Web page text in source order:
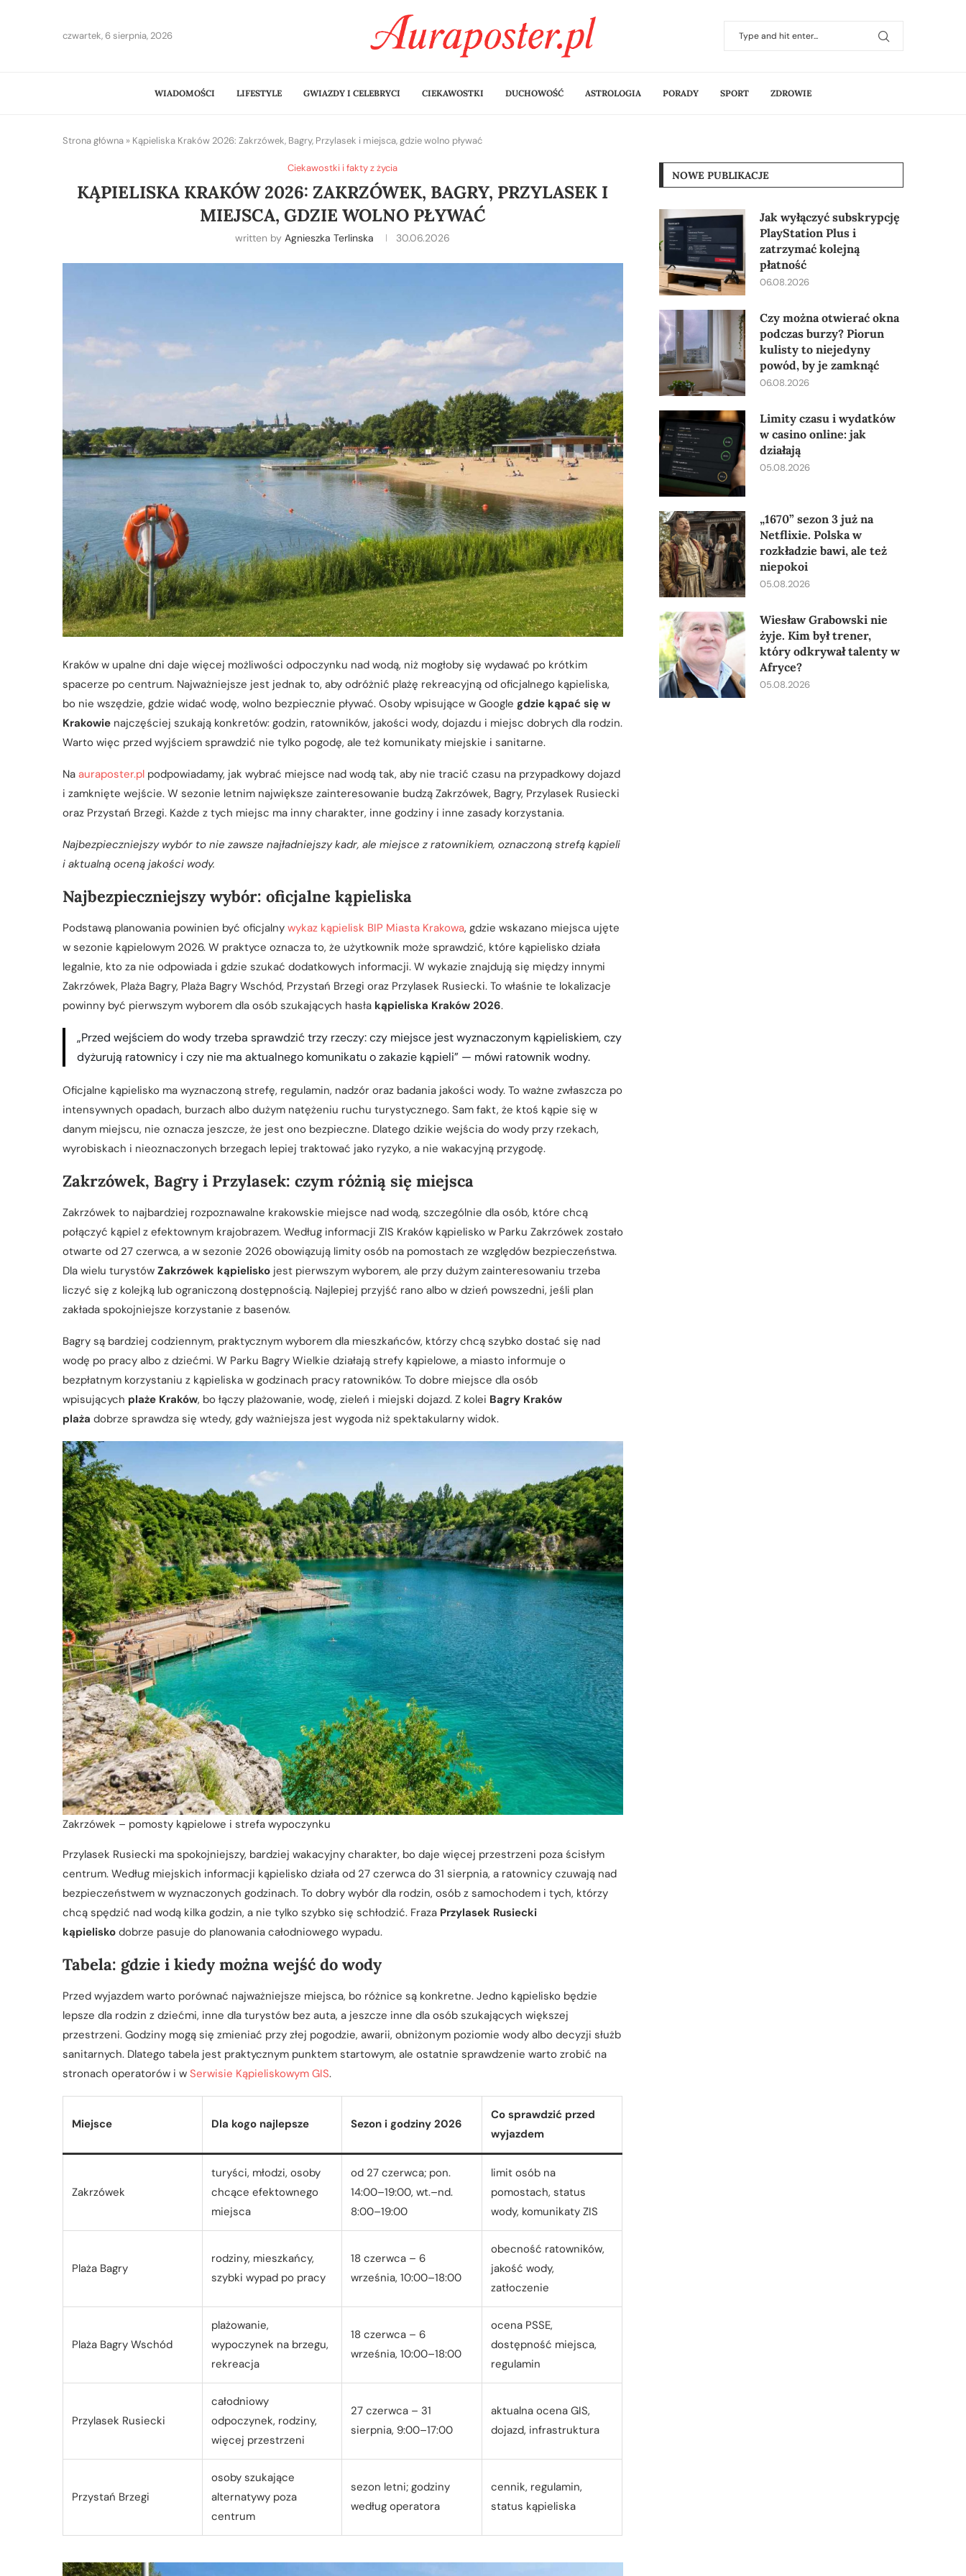
czwartek, 6 sierpnia, 2026
WIADOMOŚCI LIFESTYLE GWIAZDY I CELEBRYCI CIEKAWOSTKI DUCHOWOŚĆ ASTROLOGIA PORADY SPORT ZDROWIE
Strona główna » Kąpieliska Kraków 2026: Zakrzówek, Bagry, Przylasek i miejsca, gdzie wolno pływać
Ciekawostki i fakty z życia
KĄPIELISKA KRAKÓW 2026: ZAKRZÓWEK, BAGRY, PRZYLASEK I
MIEJSCA, GDZIE WOLNO PŁYWAĆ
written byAgnieszka Terlinska 30.06.2026
Kraków w upalne dni daje więcej możliwości odpoczynku nad wodą, niż mogłoby się wydawać po krótkim
spacerze po centrum. Najważniejsze jest jednak to, aby odróżnić plażę rekreacyjną od oficjalnego kąpieliska,
bo nie wszędzie, gdzie widać wodę, wolno bezpiecznie pływać. Osoby wpisujące w Google gdzie kąpać się w
Krakowie najczęściej szukają konkretów: godzin, ratowników, jakości wody, dojazdu i miejsc dobrych dla rodzin.
Warto więc przed wyjściem sprawdzić nie tylko pogodę, ale też komunikaty miejskie i sanitarne.
Na auraposter.pl podpowiadamy, jak wybrać miejsce nad wodą tak, aby nie tracić czasu na przypadkowy dojazd
i zamknięte wejście. W sezonie letnim największe zainteresowanie budzą Zakrzówek, Bagry, Przylasek Rusiecki
oraz Przystań Brzegi. Każde z tych miejsc ma inny charakter, inne godziny i inne zasady korzystania.
Najbezpieczniejszy wybór to nie zawsze najładniejszy kadr, ale miejsce z ratownikiem, oznaczoną strefą kąpieli
i aktualną oceną jakości wody.
Najbezpieczniejszy wybór: oficjalne kąpieliska
Podstawą planowania powinien być oficjalny wykaz kąpielisk BIP Miasta Krakowa, gdzie wskazano miejsca ujęte
w sezonie kąpielowym 2026. W praktyce oznacza to, że użytkownik może sprawdzić, które kąpielisko działa
legalnie, kto za nie odpowiada i gdzie szukać dodatkowych informacji. W wykazie znajdują się między innymi
Zakrzówek, Plaża Bagry, Plaża Bagry Wschód, Przystań Brzegi oraz Przylasek Rusiecki. To właśnie te lokalizacje
powinny być pierwszym wyborem dla osób szukających hasła kąpieliska Kraków 2026.
„Przed wejściem do wody trzeba sprawdzić trzy rzeczy: czy miejsce jest wyznaczonym kąpieliskiem, czy
dyżurują ratownicy i czy nie ma aktualnego komunikatu o zakazie kąpieli” — mówi ratownik wodny.
Oficjalne kąpielisko ma wyznaczoną strefę, regulamin, nadzór oraz badania jakości wody. To ważne zwłaszcza po
intensywnych opadach, burzach albo dużym natężeniu ruchu turystycznego. Sam fakt, że ktoś kąpie się w
danym miejscu, nie oznacza jeszcze, że jest ono bezpieczne. Dlatego dzikie wejścia do wody przy rzekach,
wyrobiskach i nieoznaczonych brzegach lepiej traktować jako ryzyko, a nie wakacyjną przygodę.
Zakrzówek, Bagry i Przylasek: czym różnią się miejsca
Zakrzówek to najbardziej rozpoznawalne krakowskie miejsce nad wodą, szczególnie dla osób, które chcą
połączyć kąpiel z efektownym krajobrazem. Według informacji ZIS Kraków kąpielisko w Parku Zakrzówek zostało
otwarte od 27 czerwca, a w sezonie 2026 obowiązują limity osób na pomostach ze względów bezpieczeństwa.
Dla wielu turystów Zakrzówek kąpielisko jest pierwszym wyborem, ale przy dużym zainteresowaniu trzeba
liczyć się z kolejką lub ograniczoną dostępnością. Najlepiej przyjść rano albo w dzień powszedni, jeśli plan
zakłada spokojniejsze korzystanie z basenów.
Bagry są bardziej codziennym, praktycznym wyborem dla mieszkańców, którzy chcą szybko dostać się nad
wodę po pracy albo z dziećmi. W Parku Bagry Wielkie działają strefy kąpielowe, a miasto informuje o
bezpłatnym korzystaniu z kąpieliska w godzinach pracy ratowników. To dobre miejsce dla osób
wpisujących plaże Kraków, bo łączy plażowanie, wodę, zieleń i miejski dojazd. Z kolei Bagry Kraków
plaża dobrze sprawdza się wtedy, gdy ważniejsza jest wygoda niż spektakularny widok.
Zakrzówek – pomosty kąpielowe i strefa wypoczynku
Przylasek Rusiecki ma spokojniejszy, bardziej wakacyjny charakter, bo daje więcej przestrzeni poza ścisłym
centrum. Według miejskich informacji kąpielisko działa od 27 czerwca do 31 sierpnia, a ratownicy czuwają nad
bezpieczeństwem w wyznaczonych godzinach. To dobry wybór dla rodzin, osób z samochodem i tych, którzy
chcą spędzić nad wodą kilka godzin, a nie tylko szybko się schłodzić. Fraza Przylasek Rusiecki
kąpielisko dobrze pasuje do planowania całodniowego wypadu.
Tabela: gdzie i kiedy można wejść do wody
Przed wyjazdem warto porównać najważniejsze miejsca, bo różnice są konkretne. Jedno kąpielisko będzie
lepsze dla rodzin z dziećmi, inne dla turystów bez auta, a jeszcze inne dla osób szukających większej
przestrzeni. Godziny mogą się zmieniać przy złej pogodzie, awarii, obniżonym poziomie wody albo decyzji służb
sanitarnych. Dlatego tabela jest praktycznym punktem startowym, ale ostatnie sprawdzenie warto zrobić na
stronach operatorów i w Serwisie Kąpieliskowym GIS.
Miejsce Dla kogo najlepsze Sezon i godziny 2026
Co sprawdzić przed
wyjazdem
Zakrzówek
turyści, młodzi, osoby
chcące efektownego
miejsca
od 27 czerwca; pon.
14:00–19:00, wt.–nd.
8:00–19:00
limit osób na
pomostach, status
wody, komunikaty ZIS
Plaża Bagry
rodziny, mieszkańcy,
szybki wypad po pracy
18 czerwca – 6
września, 10:00–18:00
obecność ratowników,
jakość wody,
zatłoczenie
Plaża Bagry Wschód
plażowanie,
wypoczynek na brzegu,
rekreacja
18 czerwca – 6
września, 10:00–18:00
ocena PSSE,
dostępność miejsca,
regulamin
Przylasek Rusiecki
całodniowy
odpoczynek, rodziny,
więcej przestrzeni
27 czerwca – 31
sierpnia, 9:00–17:00
aktualna ocena GIS,
dojazd, infrastruktura
Przystań Brzegi
osoby szukające
alternatywy poza
centrum
sezon letni; godziny
według operatora
cennik, regulamin,
status kąpieliska
NOWE PUBLIKACJE
Jak wyłączyć subskrypcję
PlayStation Plus i
zatrzymać kolejną
płatność
06.08.2026
Czy można otwierać okna
podczas burzy? Piorun
kulisty to niejedyny
powód, by je zamknąć
06.08.2026
Limity czasu i wydatków
w casino online: jak
działają
05.08.2026
„1670” sezon 3 już na
Netflixie. Polska w
rozkładzie bawi, ale też
niepokoi
05.08.2026
Wiesław Grabowski nie
żyje. Kim był trener,
który odkrywał talenty w
Afryce?
05.08.2026